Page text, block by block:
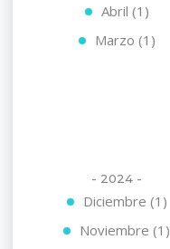
Abril (1)
Marzo (1)
- 2024 -
Diciembre (1)
Noviembre (1)